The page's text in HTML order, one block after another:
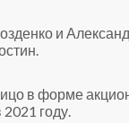
и
в форме
году.